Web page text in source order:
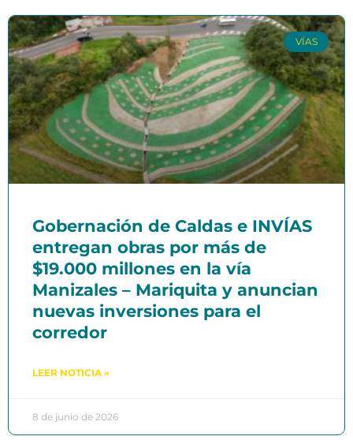
VÍAS
Gobernación de Caldas e INVÍAS
entregan obras por más de
$19.000 millones en la vía
Manizales – Mariquita y anuncian
nuevas inversiones para el
corredor
LEER NOTICIA »
8 de junio de 2026